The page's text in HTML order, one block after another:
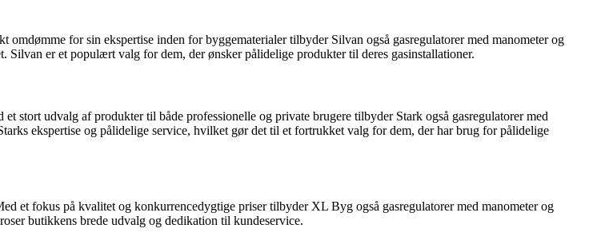
for sin ekspertise inden for byggematerialer tilbyder Silvan også gasregulatorer med manometer og
er et populært valg for dem, der ønsker pålidelige produkter til deres gasinstallationer.
stort udvalg af produkter til både professionelle og private brugere tilbyder Stark også gasregulatorer med
ekspertise og pålidelige service, hvilket gør det til et fortrukket valg for dem, der har brug for pålidelige
et fokus på kvalitet og konkurrencedygtige priser tilbyder XL Byg også gasregulatorer med manometer og
butikkens brede udvalg og dedikation til kundeservice.